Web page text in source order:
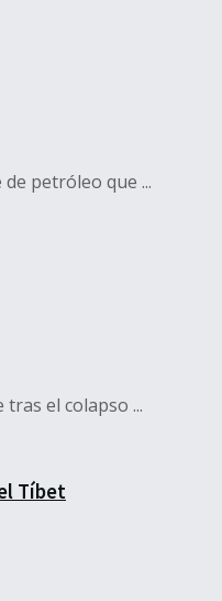
petróleo que ...
el colapso ...
Tíbet